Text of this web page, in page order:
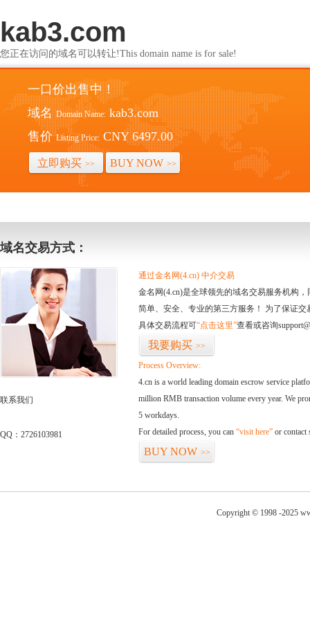
kab3.com
您正在访问的域名可以转让!This domain name is for sale!
一口价出售中！
域名 Domain Name: kab3.com
售价 Listing Price: CNY 6497.00
立即购买 >> BUY NOW >>
域名交易方式：
联系我们
QQ：2726103981
通过金名网(4.cn) 中介交易
金名网(4.cn)是全球领先的域名交易服务机构
简单、安全、专业的第三方服务！ 为了保证
具体交易流程可“点击这里”查看或咨询
我要购买 >>
Process Overview:
4.cn is a world leading domain escrow service
million RMB transaction volume every year. We
5 workdays.
For detailed process, you can “visit here” or contact
BUY NOW >>
Copyright © 1998 -2025